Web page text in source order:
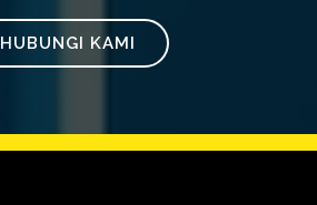
HUBUNGI KAMI